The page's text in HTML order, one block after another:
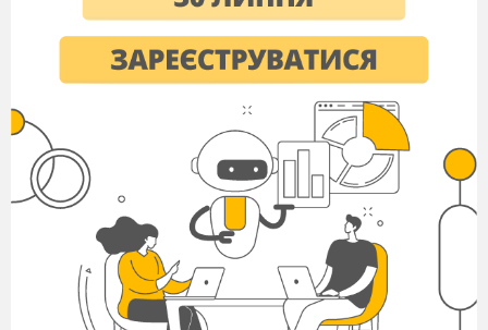
Слово «історія» з грецької означає
«дослідження», «повідомлення». Історію
називають вчителькою життя. Історія не тільки
цікава, але дуже складна наука. Вивчати цю
науку нам допомагає підручник.
Учитель пропонує ознайомитись з
підручником, його умовними позначками,
структурою.
Після ознайомлення із структурою
підручника учні записують визначення слова
«історія»